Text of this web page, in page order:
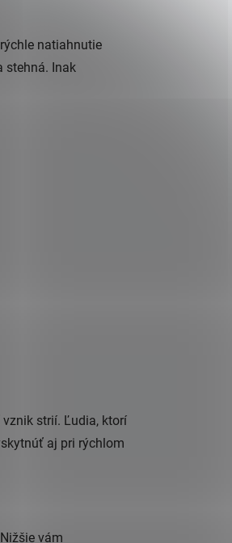
natiahnutie
stehná. Inak
strií. Ľudia, ktorí
aj pri rýchlom
vám